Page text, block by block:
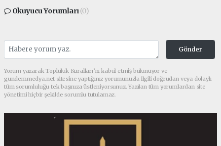
Okuyucu Yorumları(0)
Gönder
Yorum yazarak Topluluk Kuralları’nı kabul etmiş bulunuyor ve
gundemmedya.net sitesine yaptığınız yorumunuzla ilgili doğrudan veya dolaylı
tüm sorumluluğu tek başınıza üstleniyorsunuz. Yazılan tüm yorumlardan site
yönetimi hiçbir şekilde sorumlu tutulamaz.